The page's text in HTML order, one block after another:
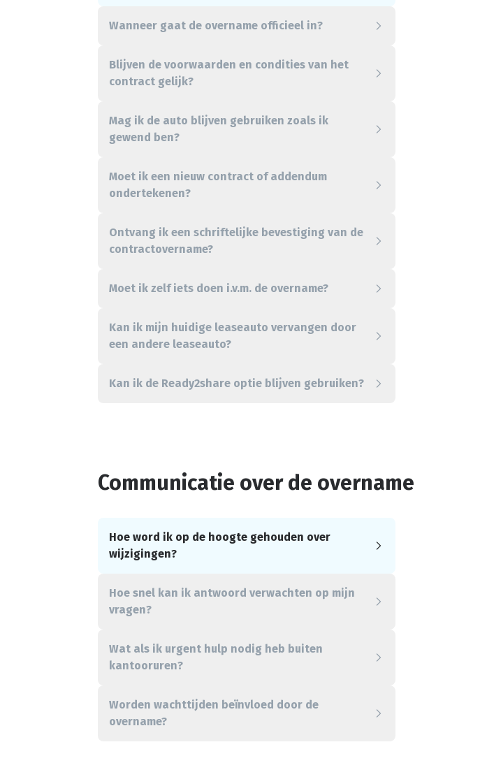
Wanneer gaat de overname officieel in?
Blijven de voorwaarden en condities van het
contract gelijk?
Mag ik de auto blijven gebruiken zoals ik
gewend ben?
Moet ik een nieuw contract of addendum
ondertekenen?
Ontvang ik een schriftelijke bevestiging van de
contractovername?
Moet ik zelf iets doen i.v.m. de overname?
Kan ik mijn huidige leaseauto vervangen door
een andere leaseauto?
Kan ik de Ready2share optie blijven gebruiken?
Communicatie over de overname
Hoe word ik op de hoogte gehouden over
wijzigingen?
Hoe snel kan ik antwoord verwachten op mijn
vragen?
Wat als ik urgent hulp nodig heb buiten
kantooruren?
Worden wachttijden beïnvloed door de
overname?